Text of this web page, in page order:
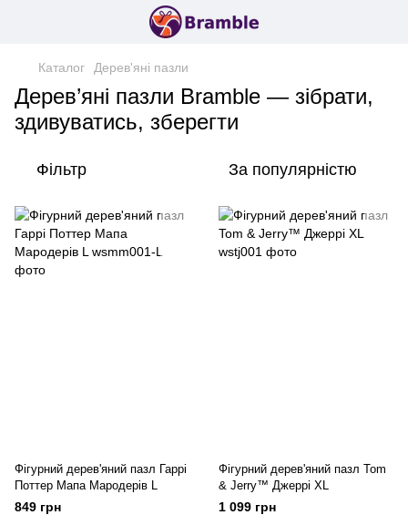
Каталог Дерев'яні пазли
Дерев’яні пазли Bramble — зібрати,
здивуватись, зберегти
Фільтр За популярністю
Фігурний дерев'яний пазл Гаррі
Поттер Мапа Мародерів L
849 грн
Фігурний дерев'яний пазл Tom
& Jerry™ Джеррі XL
1 099 грн